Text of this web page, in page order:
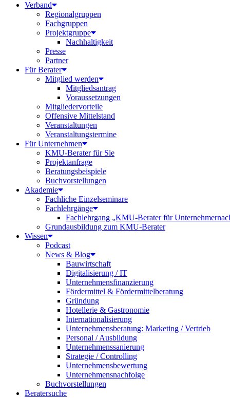
Verband
Regionalgruppen
Fachgruppen
Projektgruppe
Nachhaltigkeit
Presse
Partner
Für Berater
Mitglied werden
Mitgliedsantrag
Voraussetzungen
Mitgliedervorteile
Offensive Mittelstand
Veranstaltungen
Veranstaltungstermine
Für Unternehmen
KMU-Berater für Sie
Projektanfrage
Beratungsbeispiele
Buchvorstellungen
Akademie
Fachliche Einzelseminare
Fachlehrgänge
Fachlehrgang „KMU-Berater für
Grundausbildung zum KMU-Berater
Wissen
Podcast
News & Blog
Bauwirtschaft
Digitalisierung / IT
Unternehmensfinanzierung
Fördermittel & Fördermittelberatung
Gründung
Hotellerie & Gastronomie
Internationalisierung
Unternehmensberatung: Marketing / Vertrieb
Personal / Ausbildung
Unternehmenssanierung
Strategie / Controlling
Unternehmensbewertung
Unternehmensnachfolge
Buchvorstellungen
Beratersuche